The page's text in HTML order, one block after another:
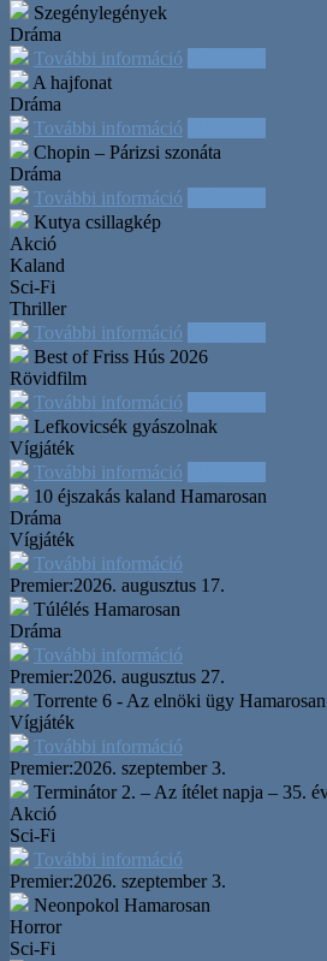
Szegénylegények
Dráma
További információ
A hajfonat
Dráma
További információ
Chopin – Párizsi szonáta
Dráma
További információ
Kutya csillagkép
Akció
Kaland
Sci-Fi
Thriller
További információ
Best of Friss Hús 2026
Rövidfilm
További információ
Lefkovicsék gyászolnak
Vígjáték
További információ
10 éjszakás kaland Hamarosan
Dráma
Vígjáték
További információ
Premier:2026. augusztus 17.
Túlélés Hamarosan
Dráma
További információ
Premier:2026. augusztus 27.
Torrente 6 - Az elnöki ügy Hamarosan
Vígjáték
További információ
Premier:2026. szeptember 3.
Terminátor 2. – Az ítélet napja – 35.
Akció
Sci-Fi
További információ
Premier:2026. szeptember 3.
Neonpokol Hamarosan
Horror
Sci-Fi